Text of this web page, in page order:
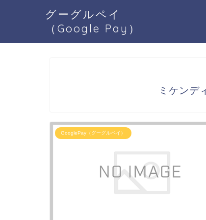
グーグルペイ
（Google Pay）
ミケンデ
GooglePay（グーグルペイ）